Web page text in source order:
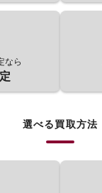
なら
選べる買取方法